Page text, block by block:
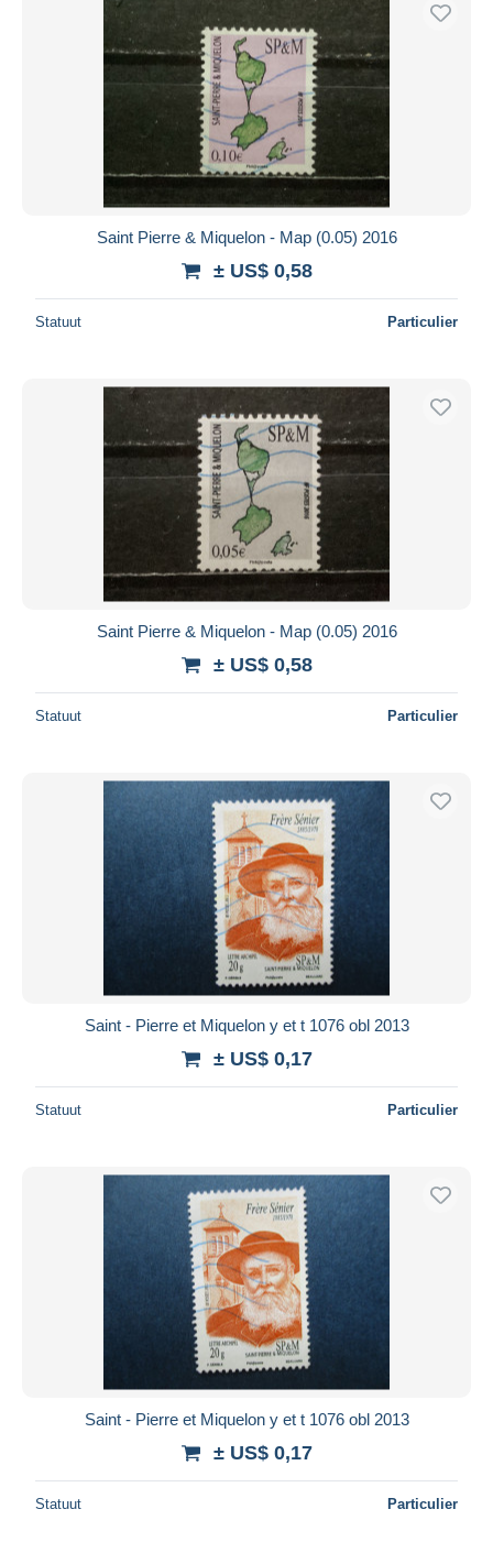
Gratis levering
Betaalmiddelen
Bankoverschrijving
Bancontact
iDeal
Wereldwijd
Toepassen
Saint Pierre & Miquelon - Map (0.05) 2016
± US$ 0,58
Statuut Particulier
Saint Pierre & Miquelon - Map (0.05) 2016
± US$ 0,58
Statuut Particulier
Saint - Pierre et Miquelon y et t 1076 obl 2013
± US$ 0,17
Statuut Particulier
Saint - Pierre et Miquelon y et t 1076 obl 2013
± US$ 0,17
Statuut Particulier